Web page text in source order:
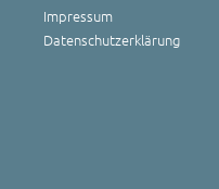
Impressum
Datenschutzerklärung